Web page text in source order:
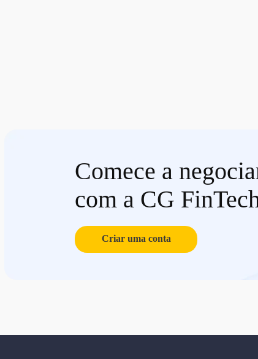
Comece a
com a CG
Criar uma conta